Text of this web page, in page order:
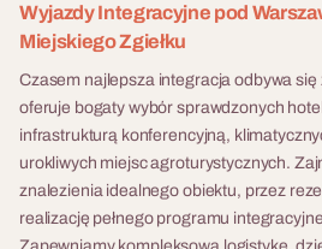
—
Czy Twój zespół jest gotowy,
aby porzucić rolę
obserwatorów i stać się
głównymi bohaterami
opowieści, w której nic nie jest
tym, czym się wydaje?
Zapraszamy do Wonderland
– naszego niezwykłego
widowiska z pogranicza
10 - 500 osób
Wyjazdy Integracyjne pod
Miejskiego Zgiełku
Czasem najlepsza integracja odbywa
oferuje bogaty wybór sprawdzonych
infrastrukturą konferencyjną,
urokliwych miejsc agroturystycznych.
znalezienia idealnego obiektu, przez
realizację pełnego programu